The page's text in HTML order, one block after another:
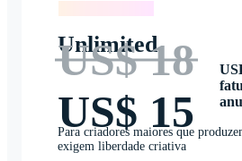
Unlimited
US$ 18
US$ 15
Para criadores maiores que
exigem liberdade criativa